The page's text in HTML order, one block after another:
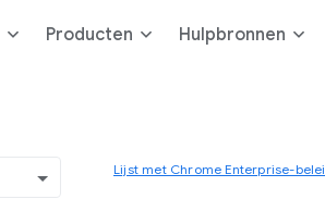
Producten Hulpbronnen
Lijst met Chrome Enterprise-